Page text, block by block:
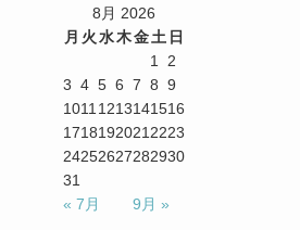
8月 2026
月 火水木金土 日
1
2
3 4 5 6 7 8 9
1011 1213141516
1718192021 2223
24252627282930
31
« 7月
9月 »